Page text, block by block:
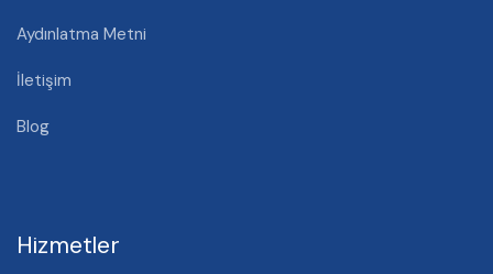
Aydınlatma Metni
İletişim
Blog
Hizmetler